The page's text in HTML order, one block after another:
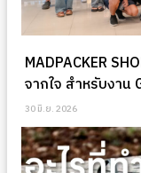
MADPACKER
จากใจ สำหรับงา
30 มิ.ย. 2026